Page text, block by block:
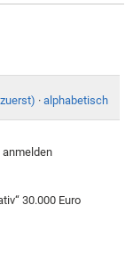
· alphabetisch
anmelden
30.000 Euro